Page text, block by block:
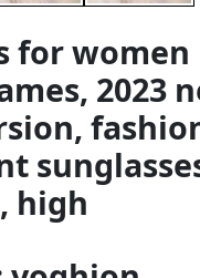
for women
2023
high